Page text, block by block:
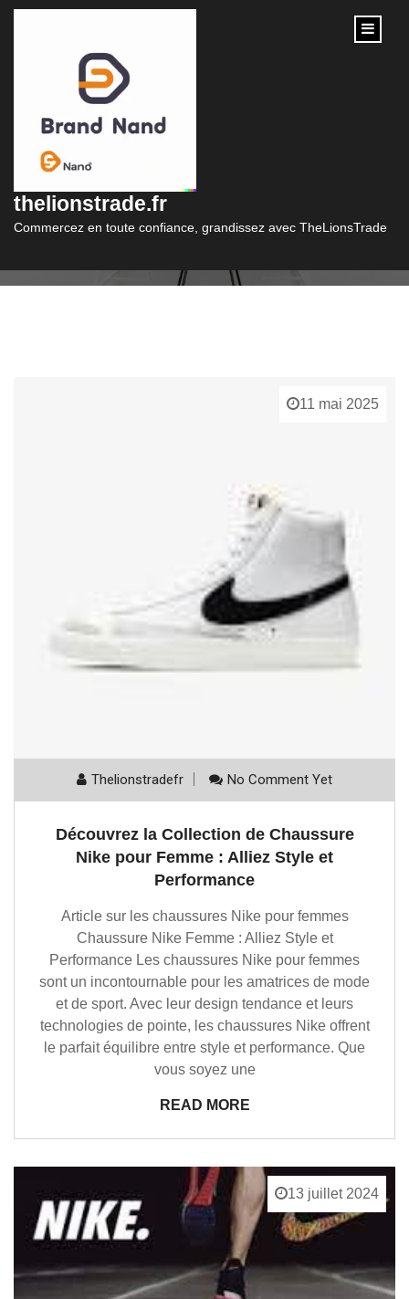
content
thelionstrade.fr
Commercez en toute confiance, grandissez avec TheLionsTrade
11 mai 2025
Thelionstradefr No Comment Yet
Découvrez la Collection de Chaussure
Nike pour Femme : Alliez Style et
Performance
Article sur les chaussures Nike pour femmes
Chaussure Nike Femme : Alliez Style et
Performance Les chaussures Nike pour femmes
sont un incontournable pour les amatrices de mode
et de sport. Avec leur design tendance et leurs
technologies de pointe, les chaussures Nike offrent
le parfait équilibre entre style et performance. Que
vous soyez une
READ MORE
13 juillet 2024